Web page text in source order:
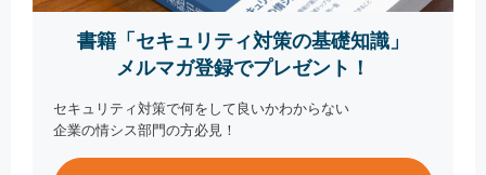
書籍「セキュリティ対策の基礎知識」
メルマガ登録でプレゼント！
セキュリティ対策で何をして良いかわからない
企業の情シス部門の方必見！